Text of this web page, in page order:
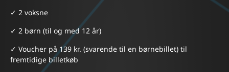
✓ 2 voksne
✓ 2 børn (til og med 12 år)
✓ Voucher på 139 kr. (svarende til en børnebillet) til
fremtidige billetkøb